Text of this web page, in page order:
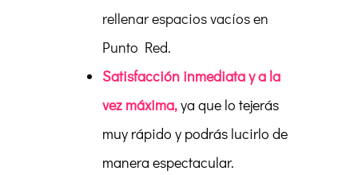
rellenar espacios vacíos en
Punto Red.
Satisfacción inmediata y a la
vez máxima,ya que lo tejerás
muy rápido y podrás lucirlo de
manera espectacular.